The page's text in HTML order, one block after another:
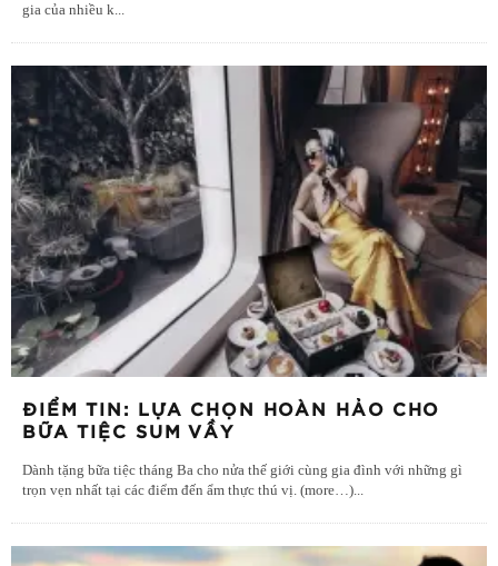
gia của nhiều k...
ĐIỂM TIN: LỰA CHỌN HOÀN HẢO CHO
BỮA TIỆC SUM VẦY
Dành tặng bữa tiệc tháng Ba cho nửa thế giới cùng gia đình với những gì
trọn vẹn nhất tại các điểm đến ẩm thực thú vị. (more…)...